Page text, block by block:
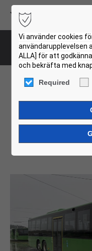
Vi använder cookies
användarupplevelsen
ALLA] för att
och bekräfta med
Required
Volvo